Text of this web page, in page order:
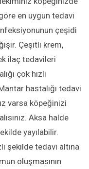
en uygun tedavi
çeşidi
Çeşitli krem,
ilaç tedavileri
çok hızlı
hastalığı tedavi
varsa köpeğinizi
Aksa halde
yayılabilir.
şekilde tedavi altına
oluşmasının